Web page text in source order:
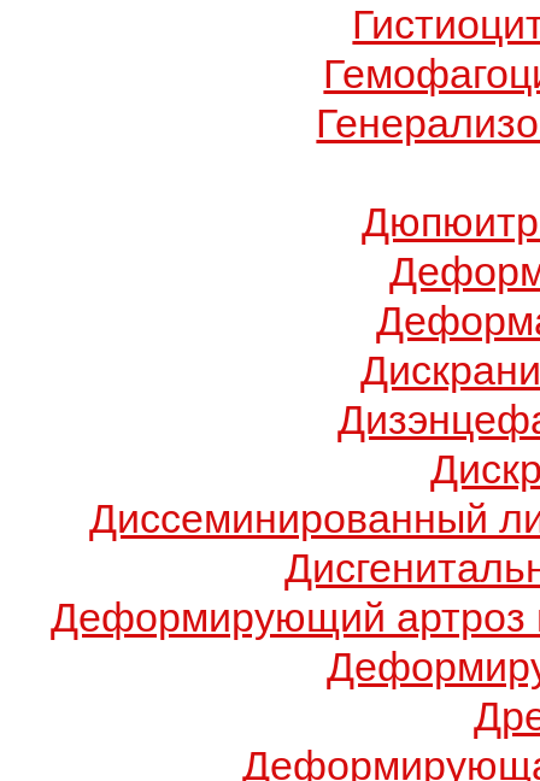
Диссеминированный
Деформирующий артроз